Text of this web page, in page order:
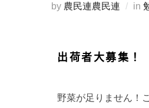
by 農民連農民連 in
出荷者大募集！
野菜が足りません！